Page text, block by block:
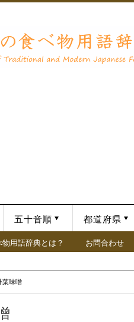
五十音順 都道府県
用語辞典とは？ お問合わせ
葉味噌